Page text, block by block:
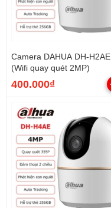
Camera DAHUA DH-H2AE
(Wifi quay quét 2MP)
400.000₫